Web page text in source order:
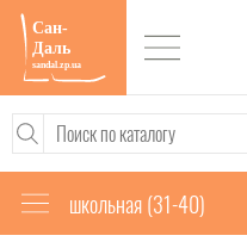
школьная (31-40)